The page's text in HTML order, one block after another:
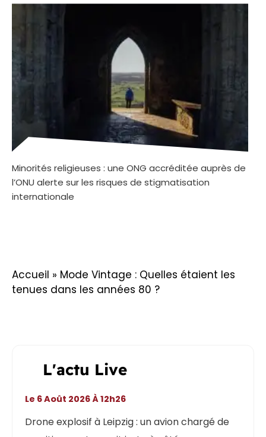
Minorités religieuses : une ONG accréditée auprès de
l’ONU alerte sur les risques de stigmatisation
internationale
Accueil » Mode Vintage : Quelles étaient les
tenues dans les années 80 ?
L'actu Live
Drone explosif à Leipzig : un avion chargé de
Le 6 Août 2026 À 12h26